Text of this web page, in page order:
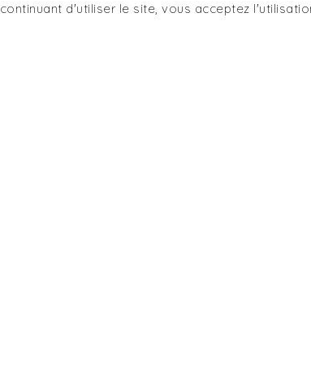
continuant d'utiliser le site, vous acceptez